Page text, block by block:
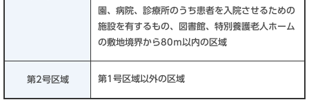
園、病院、診療所のうち患者を入院させるための
施設を有するもの、図書館、特別養護老人ホーム
の敷地境界から80ｍ以内の区域
第2号区域 第1号区域以外の区域